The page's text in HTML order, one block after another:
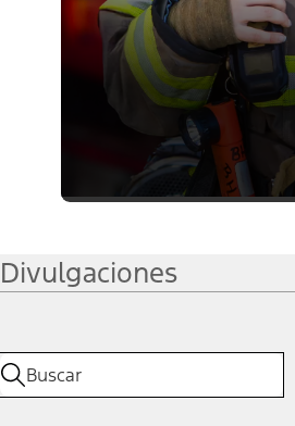
Divulgaciones